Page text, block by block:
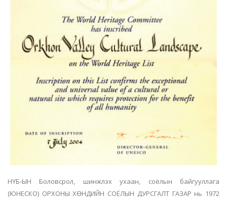
НҮБ-ЫН Боловсрол, шинжлэх ухаан, соёлын байгууллага
(ЮНЕСКО) ОРХОНЫ ХӨНДИЙН СОЁЛЫН ДУРСГАЛТ ГАЗАР нь 1972